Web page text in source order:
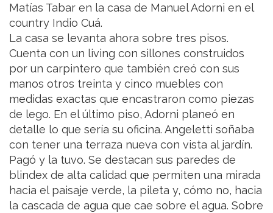
Matías Tabar en la casa de Manuel Adorni en el
country Indio Cuá.
La casa se levanta ahora sobre tres pisos.
Cuenta con un living con sillones construidos
por un carpintero que también creó con sus
manos otros treinta y cinco muebles con
medidas exactas que encastraron como piezas
de lego. En el último piso, Adorni planeó en
detalle lo que sería su oficina. Angeletti soñaba
con tener una terraza nueva con vista al jardín.
Pagó y la tuvo. Se destacan sus paredes de
blindex de alta calidad que permiten una mirada
hacia el paisaje verde, la pileta y, cómo no, hacia
la cascada de agua que cae sobre el agua. Sobre